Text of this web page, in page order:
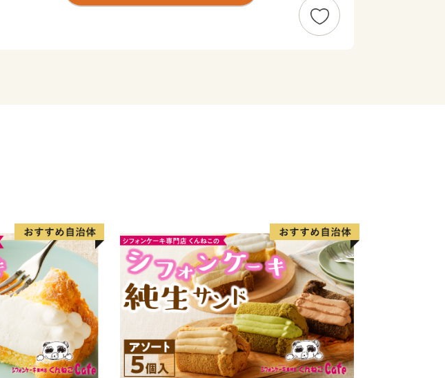
り、今では都市と田園のバランスが取れたまちとなっています。
このようななか安城市では、令和6年度より第9次総合計画をス